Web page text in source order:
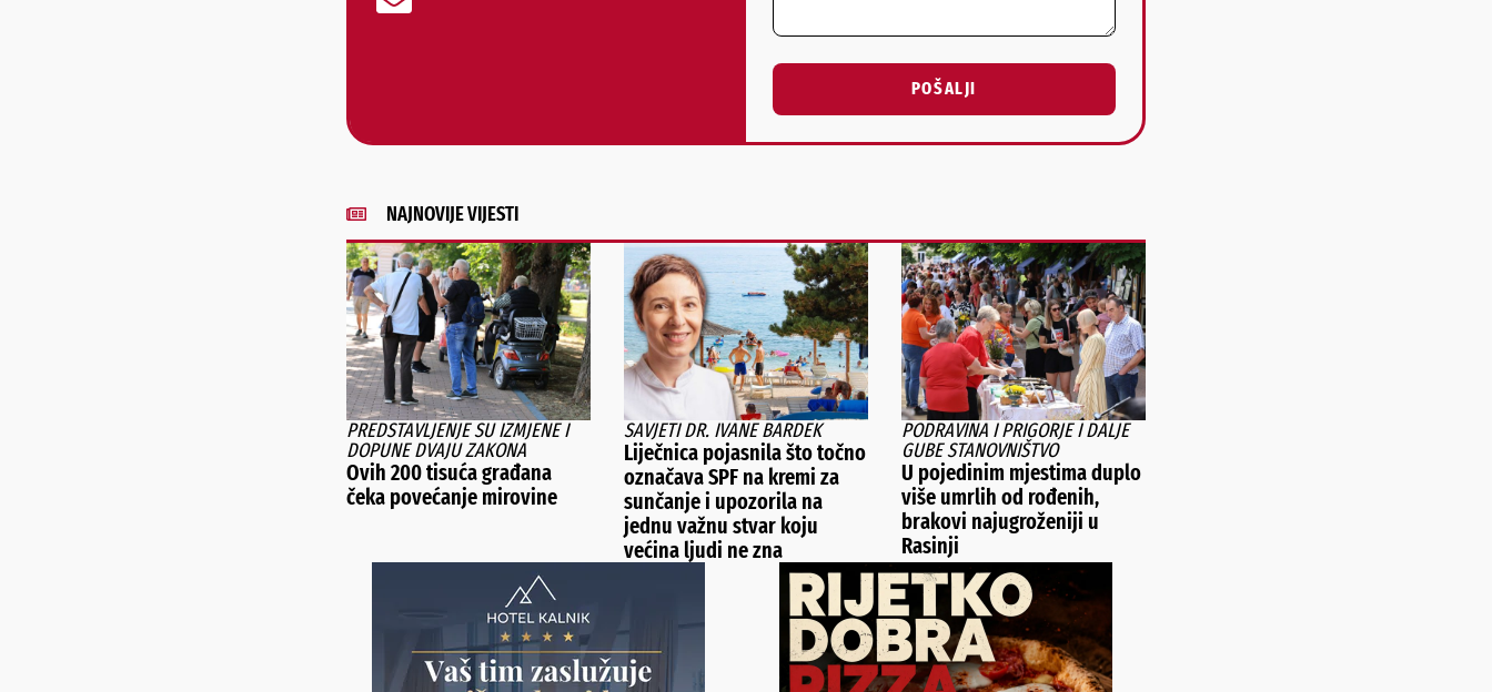
POŠALJI
NAJNOVIJE VIJESTI
PREDSTAVLJENJE SU IZMJENE I
DOPUNE DVAJU ZAKONA
Ovih 200 tisuća građana
čeka povećanje mirovine
SAVJETI DR. IVANE BARDEK
Liječnica pojasnila što točno
označava SPF na kremi za
sunčanje i upozorila na
jednu važnu stvar koju
većina ljudi ne zna
PODRAVINA I PRIGORJE I DALJE
GUBE STANOVNIŠTVO
U pojedinim mjestima duplo
više umrlih od rođenih,
brakovi najugroženiji u
Rasinji